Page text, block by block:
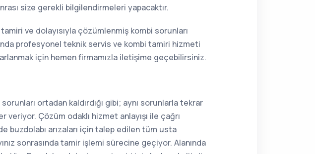
size gerekli bilgilendirmeleri yapacaktır.
ve dolayısıyla çözümlenmiş kombi sorunları
profesyonel teknik servis ve kombi tamiri hizmeti
için hemen firmamızla iletişime geçebilirsiniz.
ortadan kaldırdığı gibi; aynı sorunlarla tekrar
veriyor. Çözüm odaklı hizmet anlayışı ile çağrı
buzdolabı arızaları için talep edilen tüm usta
sonrasında tamir işlemi sürecine geçiyor. Alanında